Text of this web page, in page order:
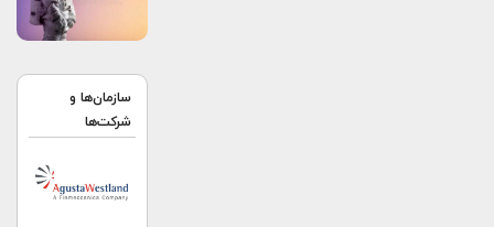
سازمان‌ها و
شرکت‌ها